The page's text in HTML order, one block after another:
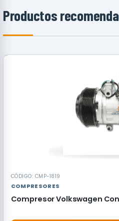
Productos
CÓDIGO: CMP-1819
COMPRESORES
Compresor Volkswagen